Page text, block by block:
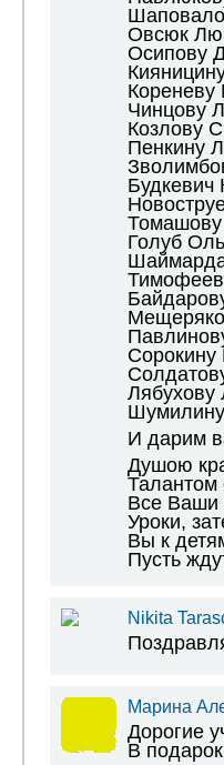
Овсюк
Осипову
Чинцову
Козлову
Пенкину
Будкевич
Голуб
Сорокину
Лябухову
И дарим
Душою
Все Ваши
Уроки,
Вы к
Пусть
Nikita
Марина
Дорогие
В